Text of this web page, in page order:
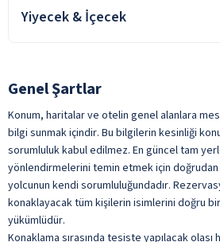
Yiyecek & İçecek
Taze Sıkılmış Meyve Suları
Türk Kahvesi
ile
Genel Şartlar
Konum, haritalar ve otelin genel alanlara
bilgi sunmak içindir. Bu bilgilerin kesinliği
sorumluluk kabul edilmez. En güncel tam
yönlendirmelerini temin etmek için
yolcunun kendi sorumluluğundadır.
konaklayacak tüm kişilerin isimlerini doğru
yükümlüdür.
Konaklama sırasında tesiste yapılacak